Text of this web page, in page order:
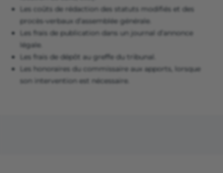
Les coûts de rédaction des statuts modifiés et des
procès-verbaux d’assemblée générale.
Les frais de publication dans un journal d’annonce
légale.
Les frais de dépôt au greffe du tribunal.
Les honoraires du commissaire aux apports, lorsque
son intervention est nécessaire.